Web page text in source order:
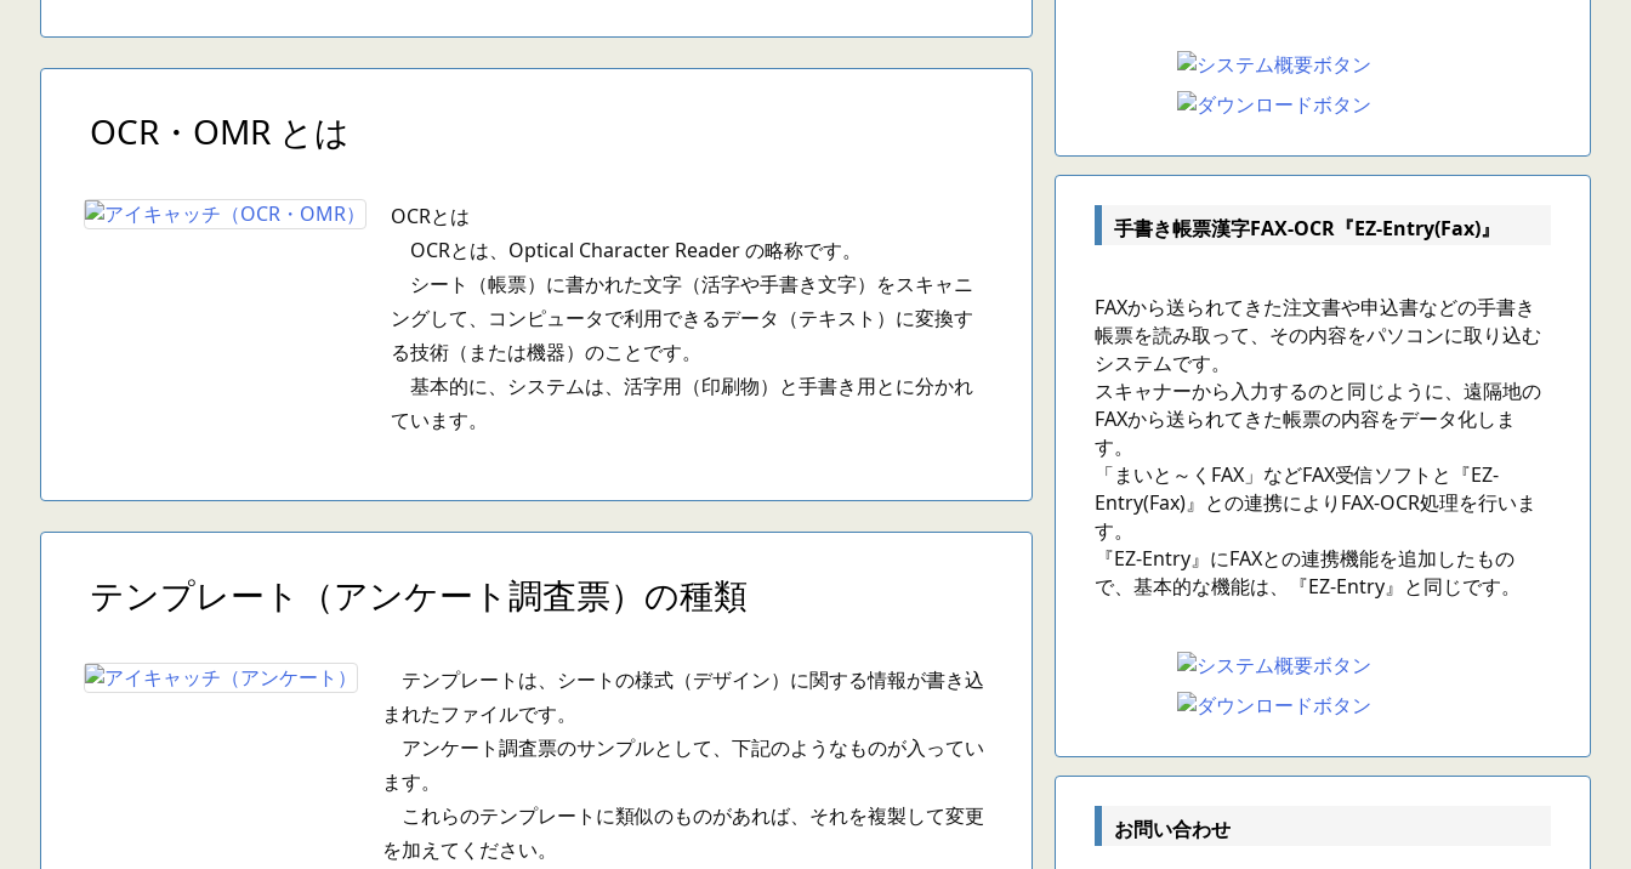
OCR・OMR とは
OCRとは
OCRとは、Optical Character Reader の略称です。
シート（帳票）に書かれた文字（活字や手書き文字）をスキャニ
ングして、コンピュータで利用できるデータ（テキスト）に変換す
る技術（または機器）のことです。
基本的に、システムは、活字用（印刷物）と手書き用とに分かれ
ています。
テンプレート（アンケート調査票）の種類
テンプレートは、シートの様式（デザイン）に関する情報が書き込
まれたファイルです。
アンケート調査票のサンプルとして、下記のようなものが入ってい
ます。
これらのテンプレートに類似のものがあれば、それを複製して変更
を加えてください。
手書き帳票漢字FAX-OCR『EZ-Entry(Fax)』
FAXから送られてきた注文書や申込書などの手書き
帳票を読み取って、その内容をパソコンに取り込む
システムです。
スキャナーから入力するのと同じように、遠隔地の
FAXから送られてきた帳票の内容をデータ化しま
す。
「まいと～くFAX」などFAX受信ソフトと『EZ-
Entry(Fax)』との連携によりFAX-OCR処理を行いま
す。
『EZ-Entry』にFAXとの連携機能を追加したもの
で、基本的な機能は、『EZ-Entry』と同じです。
お問い合わせ